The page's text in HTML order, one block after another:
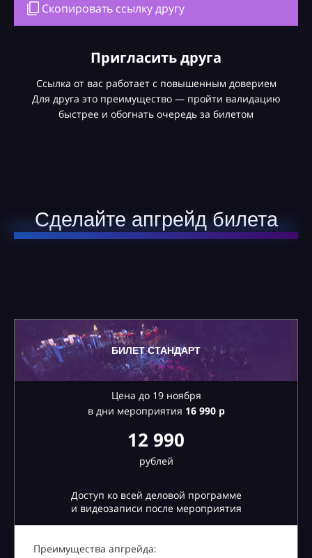
Скопировать ссылку другу
Пригласить друга
Ссылка от вас работает с повышенным доверием
Для друга это преимущество — пройти валидацию
быстрее и обогнать очередь за билетом
Сделайте апгрейд билета
БИЛЕТ СТАНДАРТ
Цена до 19 ноября
в дни мероприятия 16990 р
12 990
рублей
Доступ ко всей деловой программе
и видеозаписи после мероприятия
Преимущества апгрейда: